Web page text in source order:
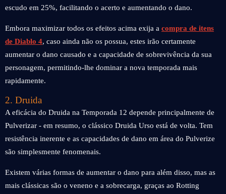
escudo em 25%, facilitando o acerto e aumentando o dano.
Embora maximizar todos os efeitos acima exija a compra de itens
de Diablo 4, caso ainda não os possua, estes irão certamente
aumentar o dano causado e a capacidade de sobrevivência da sua
personagem, permitindo-lhe dominar a nova temporada mais
rapidamente.
2. Druida
A eficácia do Druida na Temporada 12 depende principalmente de
Pulverizar - em resumo, o clássico Druida Urso está de volta. Tem
resistência inerente e as capacidades de dano em área do Pulverize
são simplesmente fenomenais.
Existem várias formas de aumentar o dano para além disso, mas as
mais clássicas são o veneno e a sobrecarga, graças ao Rotting